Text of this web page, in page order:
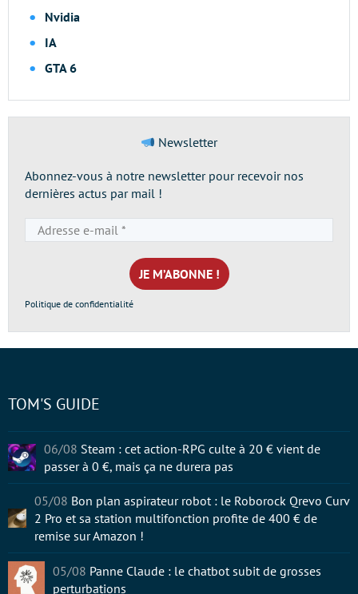
Nvidia
IA
GTA 6
Newsletter
Abonnez-vous à notre newsletter pour recevoir nos
dernières actus par mail !
e-
mail
*
Politique de confidentialité
TOM'S GUIDE
06/08 Steam : cet action-RPG culte à 20 € vient de
passer à 0 €, mais ça ne durera pas
05/08 Bon plan aspirateur robot : le Roborock Qrevo Curv
2 Pro et sa station multifonction profite de 400 € de
remise sur Amazon !
05/08 Panne Claude : le chatbot subit de grosses
perturbations